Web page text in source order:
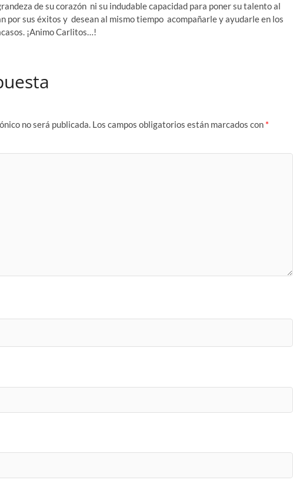
de su corazón ni su indudable capacidad para poner su talento al
por sus éxitos y desean al mismo tiempo acompañarle y ayudarle en los
¡Animo Carlitos…!
no será publicada. Los campos obligatorios están marcados con *